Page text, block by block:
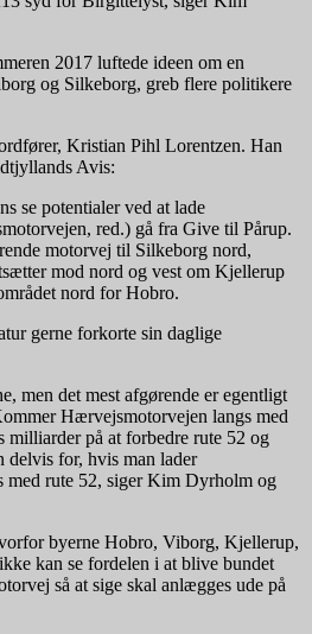
2017 luftede ideen om en
og Silkeborg, greb flere politikere
Kristian Pihl Lorentzen. Han
Avis:
se potentialer ved at lade
red.) gå fra Give til Pårup.
motorvej til Silkeborg nord,
mod nord og vest om Kjellerup
nord for Hobro.
gerne forkorte sin daglige
men det mest afgørende er egentligt
Hærvejsmotorvejen langs med
milliarder på at forbedre rute 52 og
for, hvis man lader
med rute 52, siger Kim Dyrholm og
byerne Hobro, Viborg, Kjellerup,
kan se fordelen i at blive bundet
så at sige skal anlægges ude på